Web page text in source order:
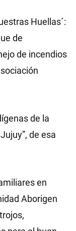
Huellas´:
de
de incendios
de la
de esa
en
Aborigen